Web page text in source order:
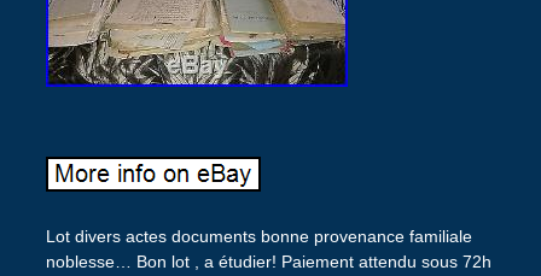
Lot divers actes documents bonne provenance familiale
noblesse… Bon lot , a étudier! Paiement attendu sous 72h